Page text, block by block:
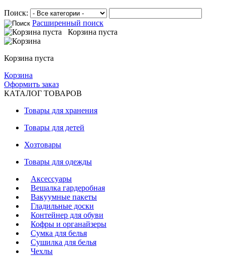
Поиск:
Расширенный поиск
Корзина пуста
Корзина пуста
Корзина
Оформить заказ
КАТАЛОГ ТОВАРОВ
Товары для хранения
Товары для детей
Хозтовары
Товары для одежды
Аксессуары
Вешалка гардеробная
Вакуумные пакеты
Гладильные доски
Контейнер для обуви
Кофры и органайзеры
Сумка для белья
Сушилка для белья
Чехлы